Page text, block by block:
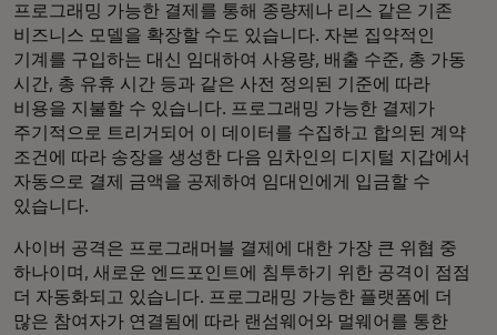
프로그래밍 가능한 결제를 통해 종량제나 리스 같은 기존
비즈니스 모델을 확장할 수도 있습니다. 자본 집약적인
기계를 구입하는 대신 임대하여 사용량, 배출 수준, 총 가동
시간, 총 유휴 시간 등과 같은 사전 정의된 기준에 따라
비용을 지불할 수 있습니다. 프로그래밍 가능한 결제가
주기적으로 트리거되어 이 데이터를 수집하고 합의된 계약
조건에 따라 송장을 생성한 다음 임차인의 디지털 지갑에서
자동으로 결제 금액을 공제하여 임대인에게 입금할 수
있습니다.
사이버 공격은 프로그래머블 결제에 대한 가장 큰 위협 중
하나이며, 새로운 엔드포인트에 침투하기 위한 공격이 점점
더 자동화되고 있습니다. 프로그래밍 가능한 플랫폼에 더
많은 참여자가 연결됨에 따라 랜섬웨어와 멀웨어를 통한